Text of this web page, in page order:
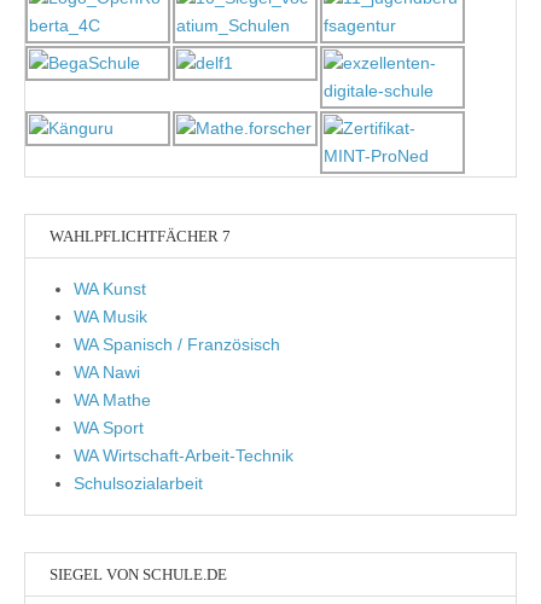
WAHLPFLICHTFÄCHER 7
WA Kunst
WA Musik
WA Spanisch / Französisch
WA Nawi
WA Mathe
WA Sport
WA Wirtschaft-Arbeit-Technik
Schulsozialarbeit
SIEGEL VON SCHULE.DE